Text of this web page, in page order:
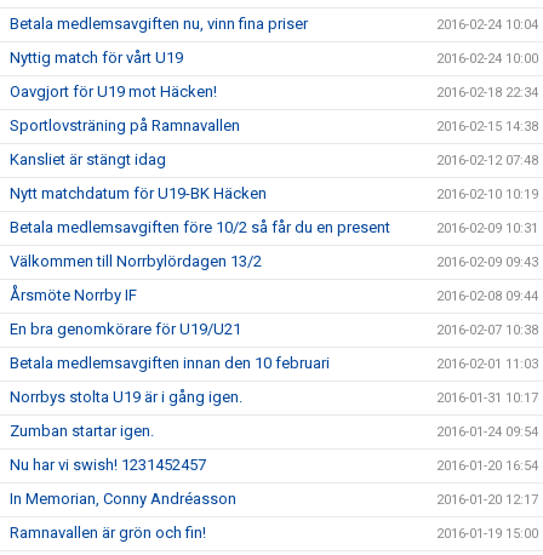
Betala medlemsavgiften nu, vinn fina priser 2016-02-24 10:04
Nyttig match för vårt U19 2016-02-24 10:00
Oavgjort för U19 mot Häcken! 2016-02-18 22:34
Sportlovsträning på Ramnavallen 2016-02-15 14:38
Kansliet är stängt idag 2016-02-12 07:48
Nytt matchdatum för U19-BK Häcken 2016-02-10 10:19
Betala medlemsavgiften före 10/2 så får du en present 2016-02-09 10:31
Välkommen till Norrbylördagen 13/2 2016-02-09 09:43
Årsmöte Norrby IF 2016-02-08 09:44
En bra genomkörare för U19/U21 2016-02-07 10:38
Betala medlemsavgiften innan den 10 februari 2016-02-01 11:03
Norrbys stolta U19 är i gång igen. 2016-01-31 10:17
Zumban startar igen. 2016-01-24 09:54
Nu har vi swish! 1231452457 2016-01-20 16:54
In Memorian, Conny Andréasson 2016-01-20 12:17
Ramnavallen är grön och fin! 2016-01-19 15:00